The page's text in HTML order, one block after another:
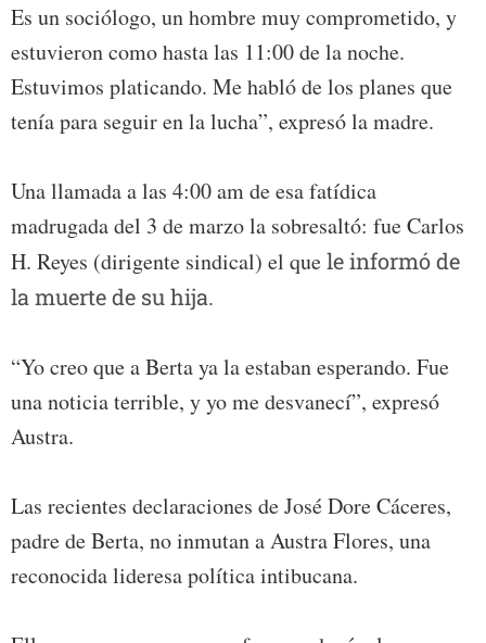
Es un sociólogo, un hombre muy comprometido, y
estuvieron como hasta las 11:00 de la noche.
Estuvimos platicando. Me habló de los planes que
tenía para seguir en la lucha”, expresó la madre.
Una llamada a las 4:00 am de esa fatídica
madrugada del 3 de marzo la sobresaltó: fue Carlos
H. Reyes (dirigente sindical) el quele informó de
la muerte de su hija.
“Yo creo que a Berta ya la estaban esperando. Fue
una noticia terrible, y yo me desvanecí”, expresó
Austra.
Las recientes declaraciones de José Dore Cáceres,
padre de Berta, no inmutan a Austra Flores, una
reconocida lideresa política intibucana.